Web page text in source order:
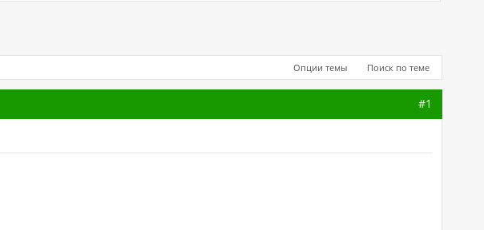
Опции темы Поиск по теме
#1